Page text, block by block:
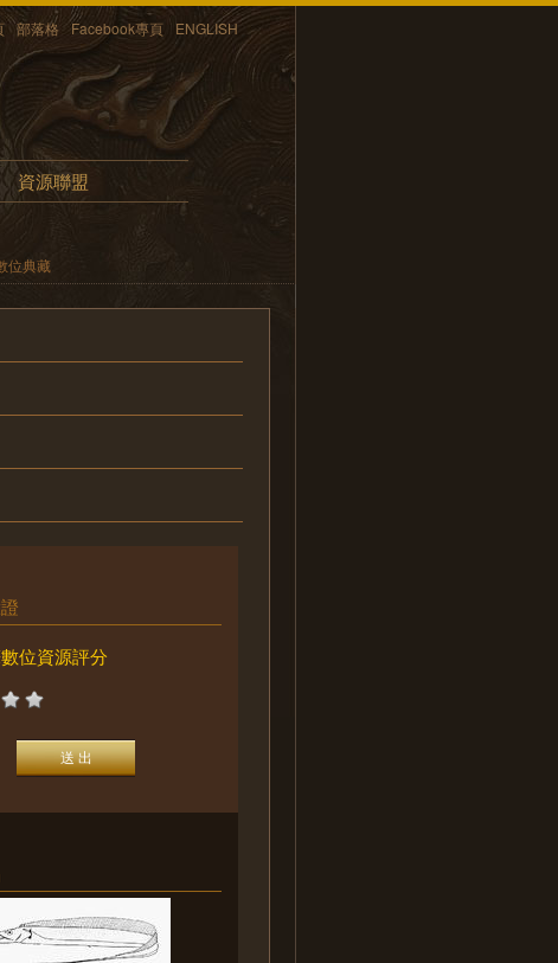
部落格 Facebook專頁 ENGLISH
資源聯盟
位典藏
位資源評分